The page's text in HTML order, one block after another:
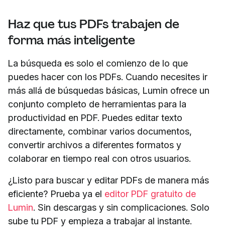
Haz que tus PDFs trabajen de
forma más inteligente
La búsqueda es solo el comienzo de lo que
puedes hacer con los PDFs. Cuando necesites ir
más allá de búsquedas básicas, Lumin ofrece un
conjunto completo de herramientas para la
productividad en PDF. Puedes editar texto
directamente, combinar varios documentos,
convertir archivos a diferentes formatos y
colaborar en tiempo real con otros usuarios.
¿Listo para buscar y editar PDFs de manera más
eficiente? Prueba ya el editor PDF gratuito de
Lumin. Sin descargas y sin complicaciones. Solo
sube tu PDF y empieza a trabajar al instante.